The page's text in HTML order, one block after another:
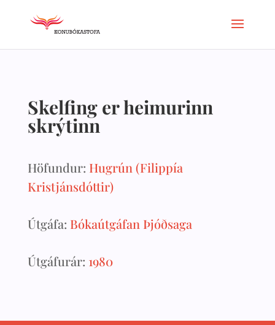
Skelfing er heimurinn
skrýtinn
Höfundur: Hugrún (Filippía
Kristjánsdóttir)
Útgáfa: Bókaútgáfan Þjóðsaga
Útgáfurár: 1980